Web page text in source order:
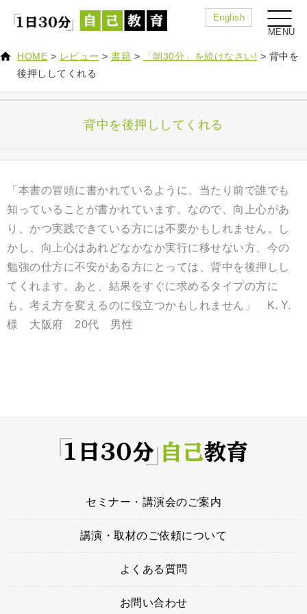
English
HOME > レビュー > 書籍 > 「朝30分」を続けなさい! > 背中を
後押ししてくれる
背中を後押ししてくれる
「本書の冒頭に書かれているように、当たり前で誰でも
知っていることが書かれています。なので、向上心があ
り、かつ実践できている方には不要かもしれません。し
かし、向上心はあれどなかなか実行に移せない方、今の
勉強の仕方に不安がある方にとっては、背中を後押しし
てくれます。あと、結果をすぐに求めるタイプの方に
も、考え方を変えるのに役立つかもしれません 」 K. Y.
様 大阪府 20代 男性
セミナー・講演会のご案内
講演・取材のご依頼について
よくある質問
お問い合わせ